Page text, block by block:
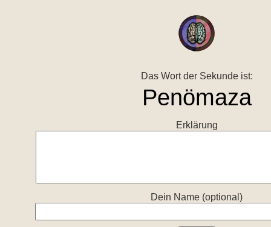
Das Wort der Sekunde ist:
Erklärung
Dein Name (optional)